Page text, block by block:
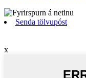
Senda tölvupóst
x